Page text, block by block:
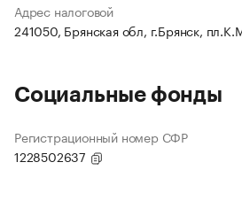
Адрес налоговой
241050, Брянская обл, г.Брянск,
Социальные фонды
Регистрационный номер СФР
1228502637